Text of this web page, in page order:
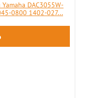
DAC3055W-
0800 1402-027...